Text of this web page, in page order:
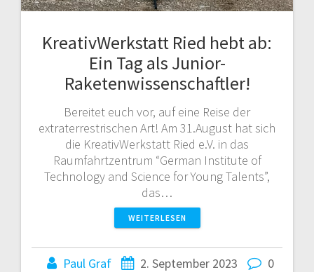
KreativWerkstatt Ried hebt ab:
Ein Tag als Junior-
Raketenwissenschaftler!
Bereitet euch vor, auf eine Reise der
extraterrestrischen Art! Am 31.August hat sich
die KreativWerkstatt Ried e.V. in das
Raumfahrtzentrum “German Institute of
Technology and Science for Young Talents”,
das…
WEITERLESEN
Paul Graf 2. September 2023 0